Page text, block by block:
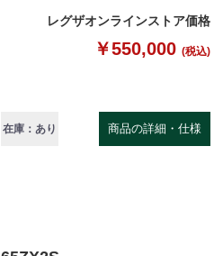
レグザオンラインストア価格
￥550,000 (税込)
在庫：あり 商品の詳細・仕様